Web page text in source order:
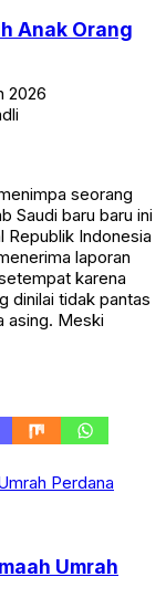
Anak Orang
2026
seorang
Saudi baru baru ini
Republik Indonesia
laporan
karena
dinilai tidak pantas
asing. Meski
Umrah